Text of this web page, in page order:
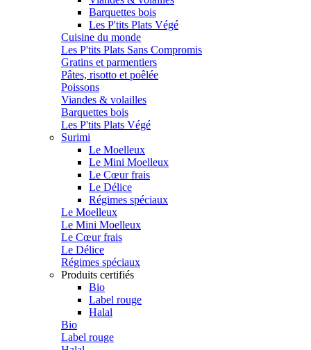
Barquettes bois
Les P'tits Plats Végé
Cuisine du monde
Les P'tits Plats Sans Compromis
Gratins et parmentiers
Pâtes, risotto et poêlée
Poissons
Viandes & volailles
Barquettes bois
Les P'tits Plats Végé
Surimi
Le Moelleux
Le Mini Moelleux
Le Cœur frais
Le Délice
Régimes spéciaux
Le Moelleux
Le Mini Moelleux
Le Cœur frais
Le Délice
Régimes spéciaux
Produits certifiés
Bio
Label rouge
Halal
Bio
Label rouge